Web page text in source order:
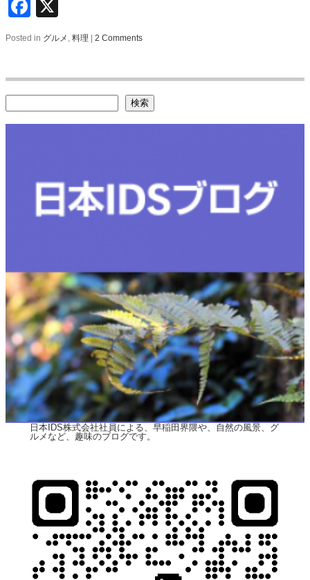
Facebook
Posted in グルメ , 料理 2 Comments
検索
日本IDS株式会社社員による、早稲田界隈や、自然の風景、グ
ルメなど、趣味のブログです。